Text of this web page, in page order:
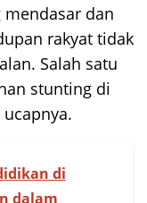
mendasar dan
rakyat tidak
Salah satu
stunting di
di
dalam